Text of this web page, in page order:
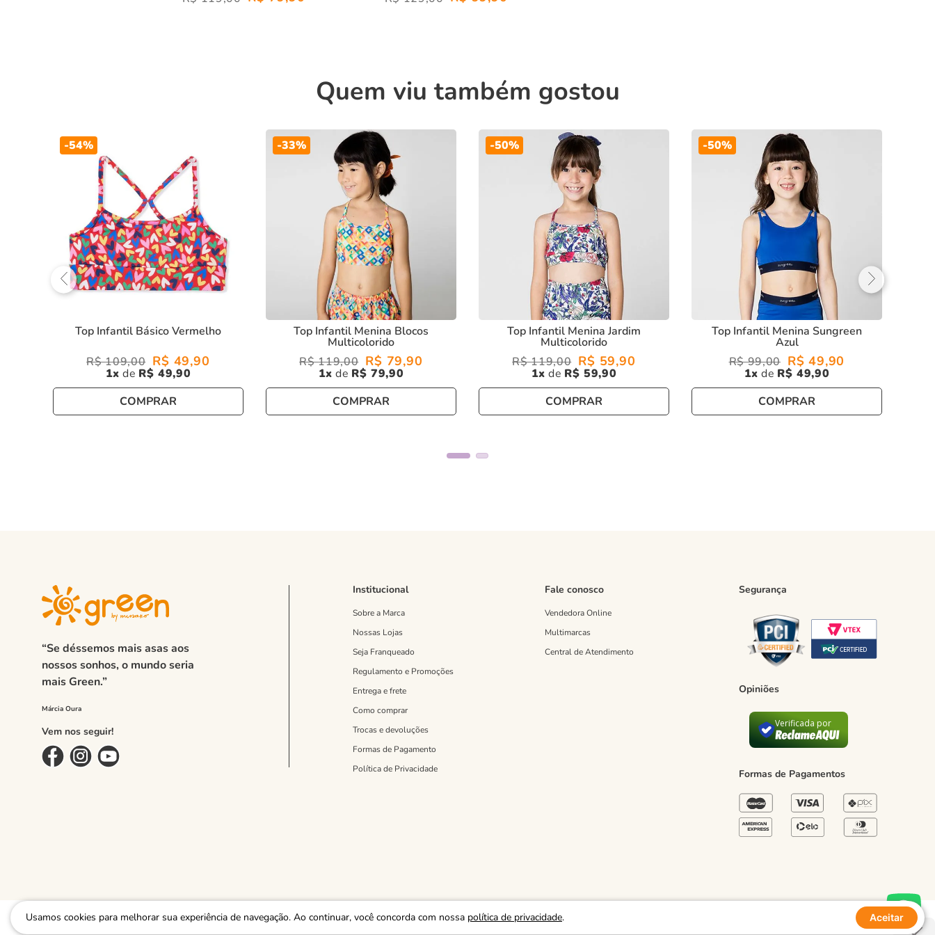
Usamos cookies para melhorar sua experiência de navegação. Ao continuar, você concorda com nossa política de privacidade. Aceitar
Quem viu também gostou
-54%
Top Infantil Básico Vermelho
R$ 109,00 R$ 49,90
1 R$ 49,90
COMPRAR
-33%
Top Infantil Menina Blocos
Multicolorido
R$ 119,00 R$ 79,90
1 R$ 79,90
COMPRAR
-50%
Top Infantil Menina Jardim
Multicolorido
R$ 119,00 R$ 59,90
1 R$ 59,90
COMPRAR
-50%
Top Infantil Menina Sungreen
Azul
R$ 99,00 R$ 49,90
1 R$ 49,90
COMPRAR
“Se déssemos mais asas aos
nossos sonhos, o mundo seria
mais Green.”
Vem nos seguir!
Institucional
Sobre a Marca
Nossas Lojas
Seja Franqueado
Regulamento e Promoções
Entrega e frete
Como comprar
Trocas e devoluções
Formas de Pagamento
Política de Privacidade
Fale conosco
Vendedora Online
Multimarcas
Central de Atendimento
Segurança
Opiniões
Verificada por
Formas de Pagamentos
GREEN ECOMMERCE COMERCIO DE VESTUARIO LTDA - EPP, CPNJ: 26.928.666/0001-06 | RUA JOAQUIM MARRA, 1037- SÃO PAULO - SP - CEP: 03514-003.